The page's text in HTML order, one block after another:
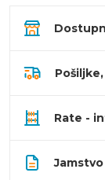
Rate -
Jamstvo